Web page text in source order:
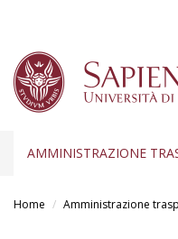
AMMINISTRAZIONE
Home Amministrazione